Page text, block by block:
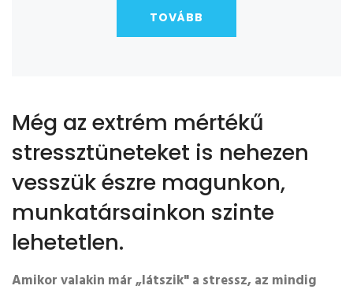
TOVÁBB
Még az extrém mértékű
stressztüneteket is nehezen
vesszük észre magunkon,
munkatársainkon szinte
lehetetlen.
Amikor valakin már „látszik" a stressz, az mindig